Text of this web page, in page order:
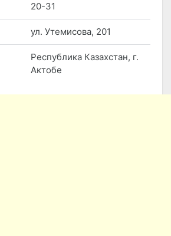
20-31
ул. Утемисова, 201
Республика Казахстан, г.
Актобе